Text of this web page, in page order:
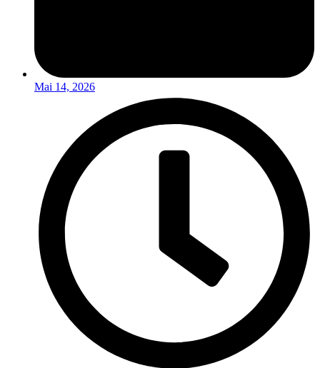
Mai 14, 2026